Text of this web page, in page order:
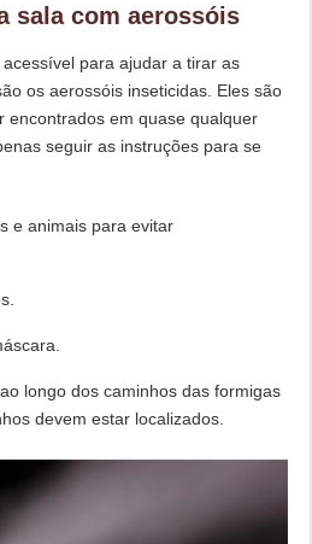
sala com aerossóis
para ajudar a tirar as
os aerossóis inseticidas. Eles são
encontrados em quase qualquer
seguir as instruções para se
e animais para evitar
longo dos caminhos das formigas
devem estar localizados.